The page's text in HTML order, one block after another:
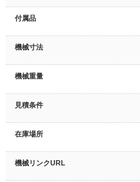
付属品
機械寸法
機械重量
見積条件
在庫場所
機械リンクURL